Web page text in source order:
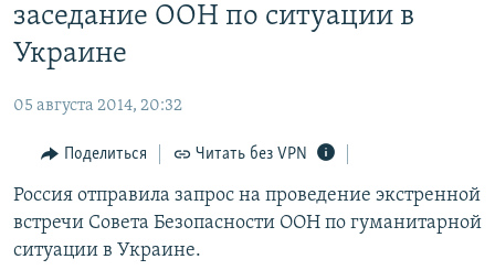
содержанию
Вернутся
главной
навигации
Вернутся
поиску
11 ЛЕТ ОККУПАЦИИ КРЫМА. 11 ИСТОРИЙ СОПРОТИВЛЕНИЯ
ВОДА
ЕЩЕ
ИНТЕРАКТИВ
ИНФОГРАФИКА
ТЕЛЕПРОЕКТ КРЫМ.РЕАЛИИ
РАДІО СВОБОДА
КАК ОБОЙТИ БЛОКИРОВКУ
Українською
заседание ООН по ситуации в
Украине
05 августа 2014, 20:32
Поделиться Читать без VPN
Россия отправила запрос на проведение экстренной
встречи Совета Безопасности ООН по гуманитарной
ситуации в Украине.